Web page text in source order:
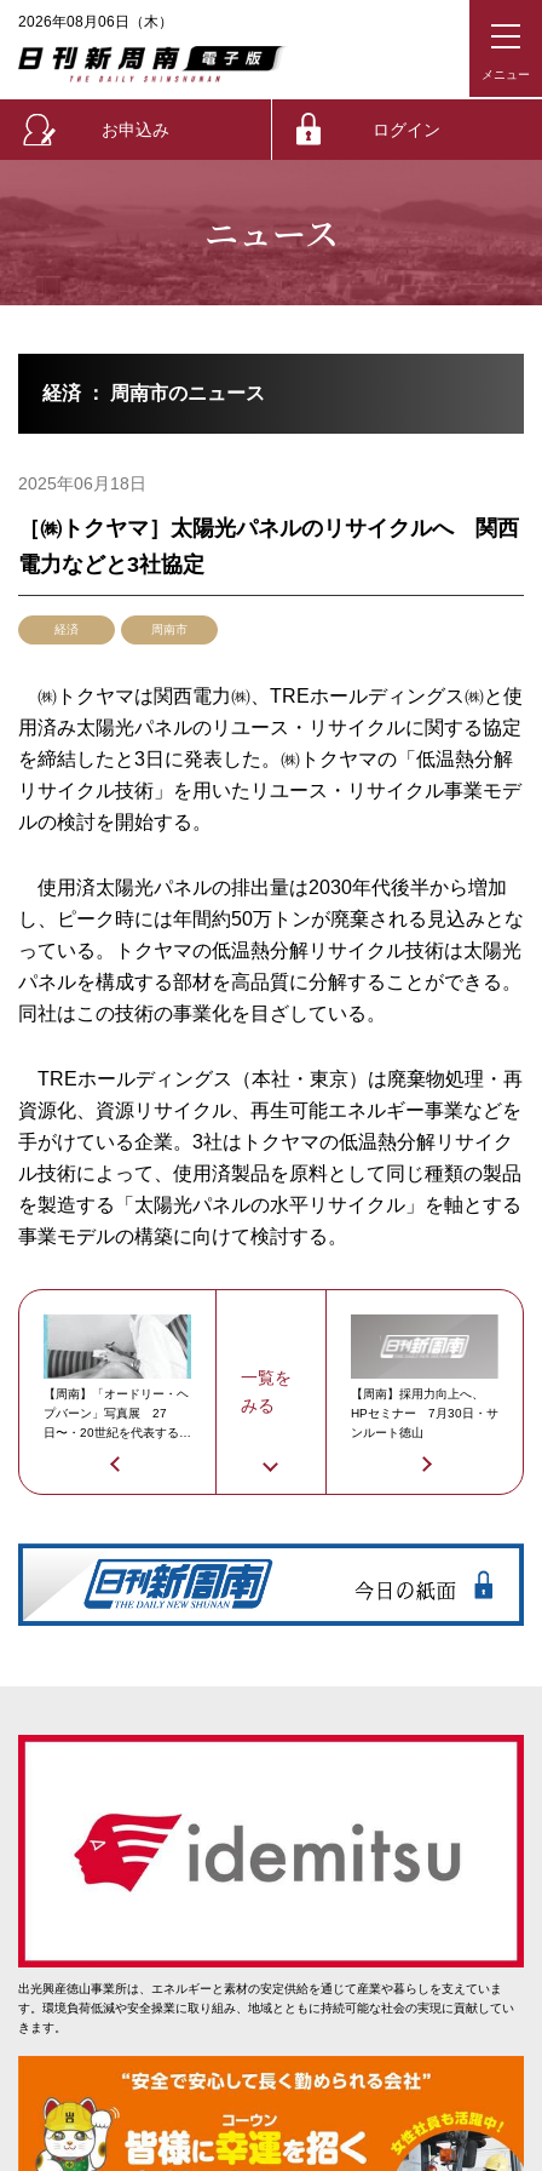
2026年08月06日（木）
お申込み ログイン
ニュース
経済 ： 周南市のニュース
2025年06月18日
［㈱トクヤマ］太陽光パネルのリサイクルへ 関西
電力などと3社協定
経済 周南市
㈱トクヤマは関西電力㈱、TREホールディングス㈱と使
用済み太陽光パネルのリユース・リサイクルに関する協定
を締結したと3日に発表した。㈱トクヤマの「低温熱分解
リサイクル技術」を用いたリユース・リサイクル事業モデ
ルの検討を開始する。
使用済太陽光パネルの排出量は2030年代後半から増加
し、ピーク時には年間約50万トンが廃棄される見込みとな
っている。トクヤマの低温熱分解リサイクル技術は太陽光
パネルを構成する部材を高品質に分解することができる。
同社はこの技術の事業化を目ざしている。
TREホールディングス（本社・東京）は廃棄物処理・再
資源化、資源リサイクル、再生可能エネルギー事業などを
手がけている企業。3社はトクヤマの低温熱分解リサイク
ル技術によって、使用済製品を原料として同じ種類の製品
を製造する「太陽光パネルの水平リサイクル」を軸とする
事業モデルの構築に向けて検討する。
【周南】「オードリー・ヘ
プバーン」写真展 27
日〜・20世紀を代表する女
人にチケット
一覧を
みる
【周南】採用力向上へ、
HPセミナー 7月30日・サ
ンルート徳山
出光興産徳山事業所は、エネルギーと素材の安定供給を通じて産業や暮らしを支えていま
す。環境負荷低減や安全操業に取り組み、地域とともに持続可能な社会の実現に貢献してい
きます。